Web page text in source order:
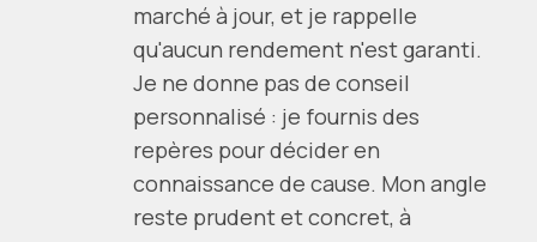
marché à jour, et je rappelle
qu'aucun rendement n'est garanti.
Je ne donne pas de conseil
personnalisé : je fournis des
repères pour décider en
connaissance de cause. Mon angle
reste prudent et concret, à